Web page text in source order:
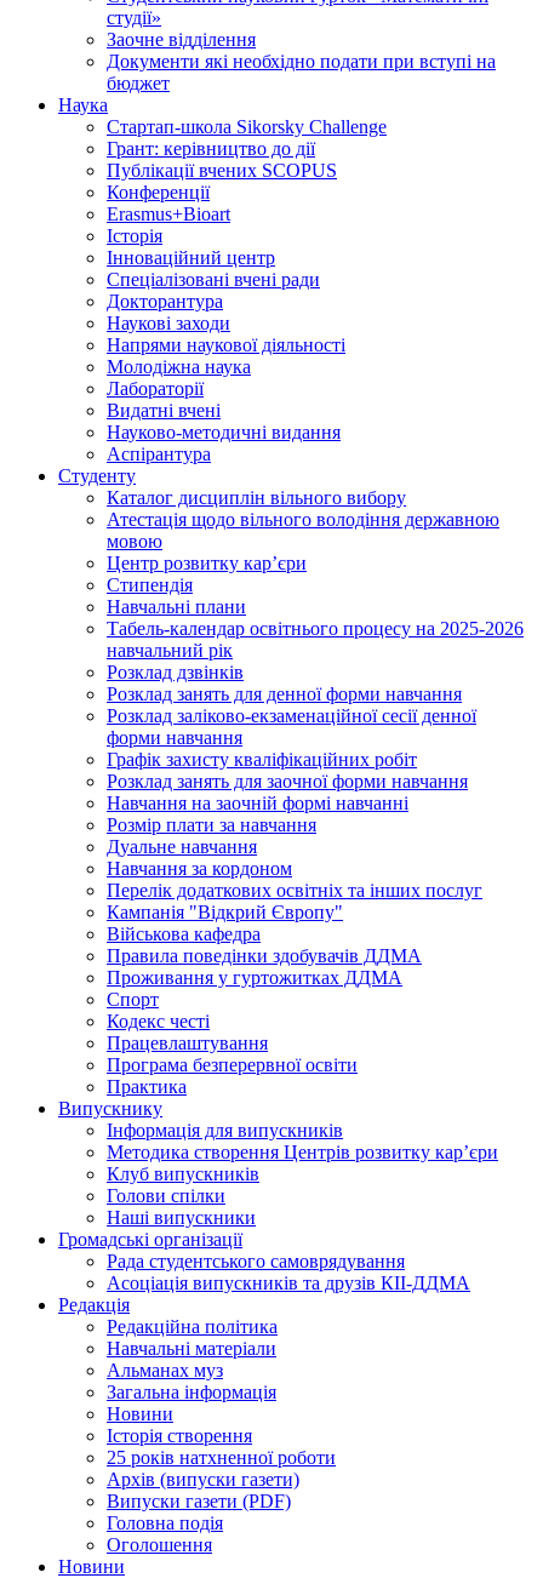
студії»
Заочне відділення
Документи які необхідно подати при вступі на
бюджет
Наука
Стартап-школа Sikorsky Challenge
Грант: керівництво до дії
Публікації вчених SCOPUS
Конференції
Erasmus+Bioart
Історія
Інноваційний центр
Спеціалізовані вчені ради
Докторантура
Наукові заходи
Напрями наукової діяльності
Молодіжна наука
Лабораторії
Видатні вчені
Науково-методичні видання
Аспірантура
Студенту
Каталог дисциплін вільного вибору
Атестація щодо вільного володіння державною
мовою
Центр розвитку кар’єри
Стипендія
Навчальні плани
Табель-календар освітнього процесу на 2025-2026
навчальний рік
Розклад дзвінків
Розклад занять для денної форми навчання
Розклад заліково-екзаменаційної сесії денної
форми навчання
Графік захисту кваліфікаційних робіт
Розклад занять для заочної форми навчання
Навчання на заочній формі навчанні
Розмір плати за навчання
Дуальне навчання
Навчання за кордоном
Перелік додаткових освітніх та інших послуг
Кампанія "Відкрий Європу"
Військова кафедра
Правила поведінки здобувачів ДДМА
Проживання у гуртожитках ДДМА
Спорт
Кодекс честі
Працевлаштування
Програма безперервної освіти
Практика
Випускнику
Інформація для випускників
Методика створення Центрів розвитку кар’єри
Клуб випускників
Голови спілки
Наші випускники
Громадські організації
Рада студентського самоврядування
Асоціація випускників та друзів КІІ-ДДМА
Редакція
Редакційна політика
Навчальні матеріали
Альманах муз
Загальна інформація
Новини
Історія створення
25 років натхненної роботи
Архів (випуски газети)
Випуски газети (PDF)
Головна подія
Оголошення
Новини